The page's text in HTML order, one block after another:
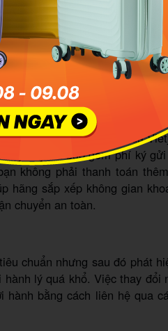
lý ký gửi tiêu chuẩn có giới
không vượt quá 32 kg cho
này, dù trọng lượng vẫn nằm
khổ và cần trả thêm phí
khổ bao gồm vali cỡ đại,
cồng kềnh.
trước Gói hành lý quá khổ
chăm sóc khách hàng của
lý này đã bao gồm phí ký
không phải thanh toán
hãng sắp xếp không gian
chuyển an toàn.
chuẩn nhưng sau đó phát
lý quá khổ. Việc thay đổi
bằng cách liên hệ qua